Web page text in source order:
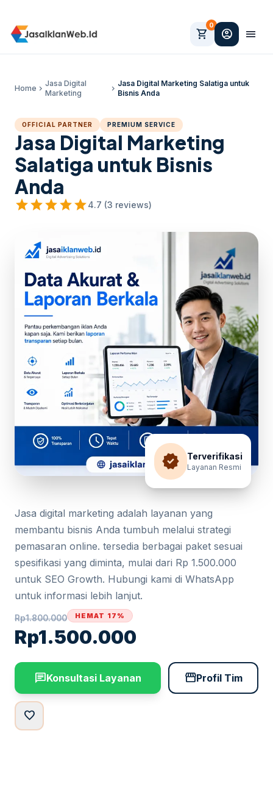
shopping_cart
0
account_circle menu
Home chevron_right
Jasa Digital
Marketing
chevron_right
Jasa Digital Marketing Salatiga untuk
Bisnis Anda
OFFICIAL PARTNER PREMIUM SERVICE
Jasa Digital Marketing
Salatiga untuk Bisnis
Anda
starstarstarstarstar4.7 (3 reviews)
verified Terverifikasi
Layanan Resmi
Jasa digital marketing adalah layanan yang
membantu bisnis Anda tumbuh melalui strategi
pemasaran online. tersedia berbagai paket sesuai
spesifikasi yang diminta, mulai dari Rp 1.500.000
untuk SEO Growth. Hubungi kami di WhatsApp
untuk informasi lebih lanjut.
Rp1.800.000
Rp1.500.000
HEMAT 17%
chatKonsultasi Layanan storefrontProfil Tim
favorite